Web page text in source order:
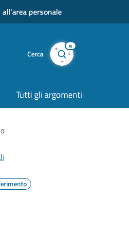
all'area personale
Cerca
AI
Tutti gli argomenti